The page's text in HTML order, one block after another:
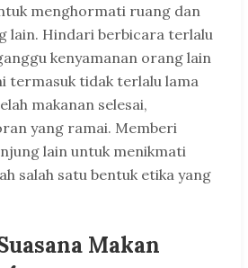
menghormati ruang dan
lain. Hindari berbicara terlalu
kenyamanan orang lain
termasuk tidak terlalu lama
makanan selesai,
yang ramai. Memberi
lain untuk menikmati
salah satu bentuk etika yang
Makan